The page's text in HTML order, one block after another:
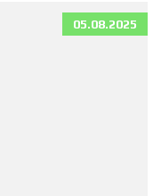
05.08.2025